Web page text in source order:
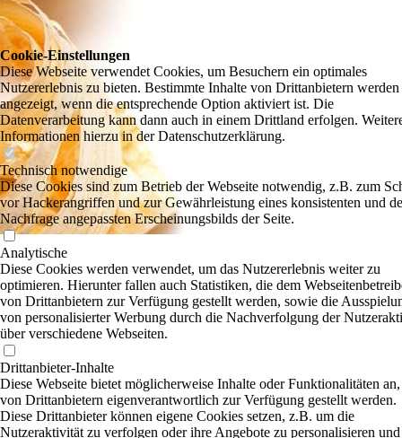
Cookie-Einstellungen
Diese Webseite verwendet Cookies, um Besuchern ein optimales
Nutzererlebnis zu bieten. Bestimmte Inhalte von Drittanbietern
angezeigt, wenn die entsprechende Option aktiviert ist. Die
Datenverarbeitung kann dann auch in einem Drittland erfolgen.
Informationen hierzu in der Datenschutzerklärung.
Technisch notwendige
Diese Cookies sind zum Betrieb der Webseite notwendig, z.B. zum
vor Hackerangriffen und zur Gewährleistung eines konsistenten und
Nachfrage angepassten Erscheinungsbilds der Seite.
Analytische
Diese Cookies werden verwendet, um das Nutzererlebnis weiter zu
optimieren. Hierunter fallen auch Statistiken, die dem
von Drittanbietern zur Verfügung gestellt werden, sowie die
von personalisierter Werbung durch die Nachverfolgung der
über verschiedene Webseiten.
Drittanbieter-Inhalte
Diese Webseite bietet möglicherweise Inhalte oder Funktionalitäten
von Drittanbietern eigenverantwortlich zur Verfügung gestellt werden.
Diese Drittanbieter können eigene Cookies setzen, z.B. um die
Nutzeraktivität zu verfolgen oder ihre Angebote zu personalisieren